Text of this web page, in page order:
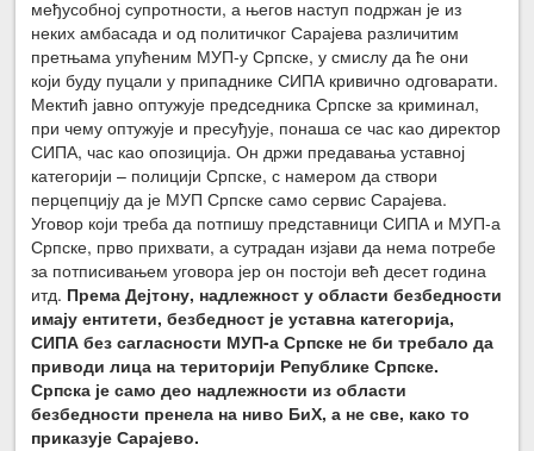
међусобној супротности, а његов наступ подржан је из
неких амбасада и од политичког Сарајева различитим
претњама упућеним МУП-у Српске, у смислу да ће они
који буду пуцали у припаднике СИПА кривично одговарати.
Мектић јавно оптужује председника Српске за криминал,
при чему оптужује и пресуђује, понаша се час као директор
СИПА, час као опозиција. Он држи предавања уставној
категорији – полицији Српске, с намером да створи
перцепцију да је МУП Српске само сервис Сарајева.
Уговор који треба да потпишу представници СИПА и МУП-а
Српске, прво прихвати, а сутрадан изјави да нема потребе
за потписивањем уговора јер он постоји већ десет година
итд. Према Дејтону, надлежност у области безбедности
имају ентитети, безбедност је уставна категорија,
СИПА без сагласности МУП-а Српске не би требало да
приводи лица на територији Републике Српске.
Српска је само део надлежности из области
безбедности пренела на ниво БиХ, а не све, како то
приказује Сарајево.